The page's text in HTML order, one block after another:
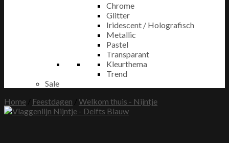
Chrome
Glitter
Iridescent / Holografisch
Metallic
Pastel
Transparant
Kleurthema
Trend
Sale
Home
Feestdagen Welkom thuis - Nijntje